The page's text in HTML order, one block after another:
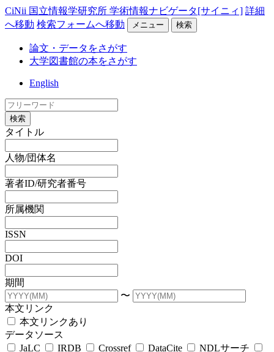
CiNii 国立情報学研究所 学術情報ナビゲータ[サイニィ] 詳細
へ移動 検索フォームへ移動 メニュー 検索
論文・データをさがす
大学図書館の本をさがす
English
検索
タイトル
人物/団体名
著者ID/研究者番号
所属機関
ISSN
DOI
期間
〜
本文リンク
本文リンクあり
データソース
JaLC
IRDB Crossref DataCite
NDLサーチ